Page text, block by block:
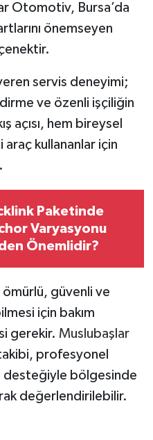
Otomotiv, Bursa’da
önemseyen
servis deneyimi;
ve özenli işçiliğin
açısı, hem bireysel
araç kullananlar için
Paketinde
Varyasyonu
Önemlidir?
ömürlü, güvenli ve
için bakım
gerekir. Muslubaşlar
profesyonel
desteğiyle bölgesinde
değerlendirilebilir.